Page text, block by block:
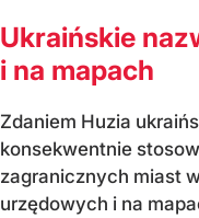
Ukraińskie
i na mapach
Zdaniem Huzia
konsekwentnie
zagranicznych miast
urzędowych i na